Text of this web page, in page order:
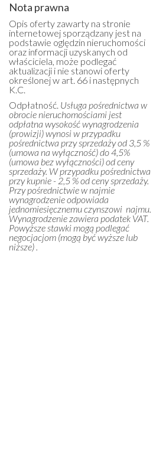
Nota prawna
Opis oferty zawarty na stronie
internetowej sporządzany jest na
podstawie oględzin nieruchomości
oraz informacji uzyskanych od
właściciela, może podlegać
aktualizacji i nie stanowi oferty
określonej w art. 66 i następnych
K.C.
Odpłatność. Usługa pośrednictwa w
obrocie nieruchomościami jest
odpłatna wysokość wynagrodzenia
(prowizji) wynosi w przypadku
pośrednictwa przy sprzedaży od 3,5 %
(umowa na wyłączność) do 4,5%
(umowa bez wyłączności) od ceny
sprzedaży. W przypadku pośrednictwa
przy kupnie - 2,5 % od ceny sprzedaży.
Przy pośrednictwie w najmie
wynagrodzenie odpowiada
jednomiesięcznemu czynszowi najmu.
Wynagrodzenie zawiera podatek VAT.
Powyższe stawki mogą podlegać
negocjacjom (mogą być wyższe lub
niższe) .